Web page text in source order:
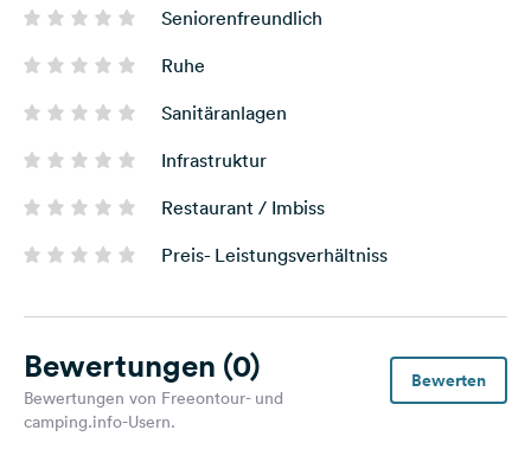
Seniorenfreundlich
Ruhe
Sanitäranlagen
Infrastruktur
Restaurant / Imbiss
Preis- Leistungsverhältniss
Bewertungen (0)
Bewertungen von Freeontour- und
camping.info-Usern.
Bewerten